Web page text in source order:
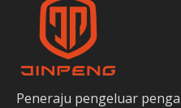
Peneraju pengeluar